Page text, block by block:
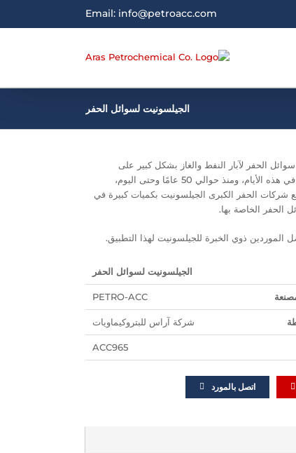
Email: info@petroacc.com
الجيلسونيت لسوائل الحفر
الحفر لآبار النفط والغاز بشكل كبير على
الجيلسونيت في هذه الأيام، ومنذ حوالي 50 عامًا وحتى اليوم،
شركات الحفر الكبرى الجيلسونيت بكميات كبيرة في
الحفر الخاصة بها.
الموردين ذوي الخبرة للجيلسونيت لهذا التطبيق.
الجيلسونيت لسوائل الحفر
PETRO-ACC
شركة آراس للبتروكيماويات
ACC965
اتصل بالمورد